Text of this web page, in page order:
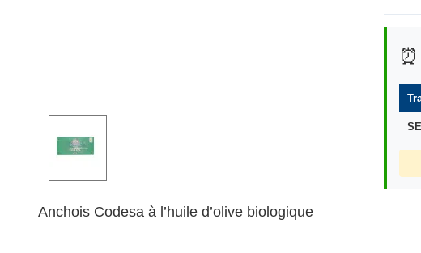
Anchois Codesa à l’huile d’olive biologique
⏰